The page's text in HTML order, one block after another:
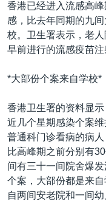
转
到
导
航
检
索
最新国际新闻
印太
中东
欧洲
非洲
美洲
全球议题
分类新闻
经济·金融·贸易
人权·法律·宗教
科教·文娱·体健
军事
劳工
环境
美中关系
热点专题
白宫要闻
国会报道
美中关系
美国建国250周年
埃博拉疫情
美国之音专访
VOA视频
VOA今日焦点
中文广播
关注我们
香港已经进入流感高
感，比去年同期的九
校。卫生署表示，老
早前进行的流感疫苗注
*大部份个案来自学校*
香港卫生署的资料显
近几个星期感染个案
普通科门诊看病的病
比高峰期之前分别有
间有三十一间院舍爆
个案，大部份都是来
自两间安老院和一间幼